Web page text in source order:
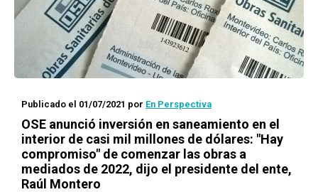
Publicado el 01/07/2021 por En Perspectiva
OSE anunció inversión en saneamiento en el
interior de casi mil millones de dólares: "Hay
compromiso" de comenzar las obras a
mediados de 2022, dijo el presidente del ente,
Raúl Montero